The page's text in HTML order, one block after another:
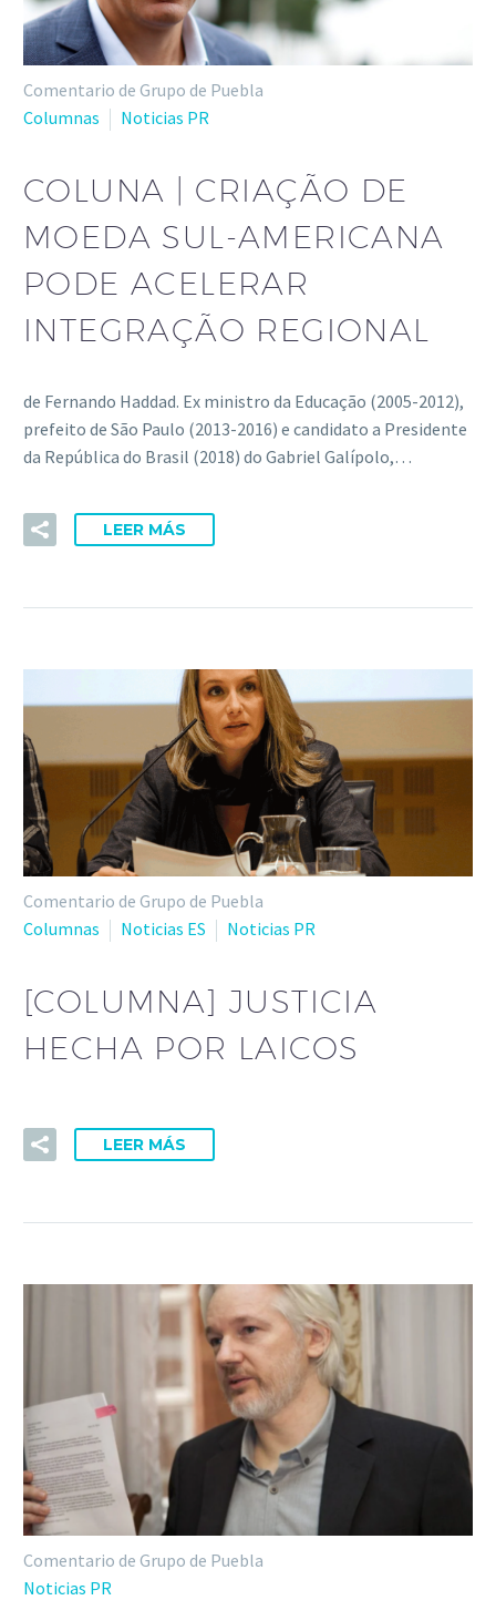
Comentario de Grupo de Puebla
Columnas
Noticias PR
COLUNA | CRIAÇÃO DE
MOEDA SUL-AMERICANA
PODE ACELERAR
INTEGRAÇÃO REGIONAL
de Fernando Haddad. Ex ministro da Educação (2005-2012),
prefeito de São Paulo (2013-2016) e candidato a Presidente
da República do Brasil (2018) do Gabriel Galípolo,…
LEER MÁS
Comentario de Grupo de Puebla
Columnas
Noticias ES Noticias PR
[COLUMNA] JUSTICIA
HECHA POR LAICOS
LEER MÁS
Comentario de Grupo de Puebla
Noticias PR